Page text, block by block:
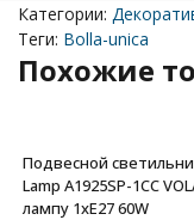
Категории:
Теги: Bolla-unica
Похожие
Подвесной
Lamp A1925SP-1CC
лампу 1xE27 60W